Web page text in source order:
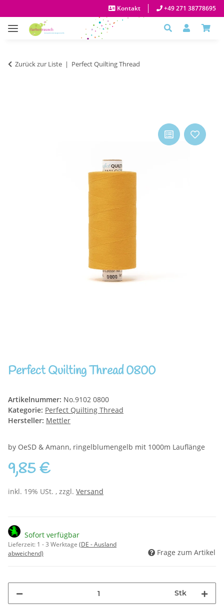
Kontakt +49 271 38778695
Zurück zur Liste Perfect Quilting Thread
Perfect Quilting Thread 0800
Artikelnummer: No.9102 0800
Kategorie: Perfect Quilting Thread
Hersteller: Mettler
by OeSD & Amann, ringelblumengelb mit 1000m Lauflänge
9,85 €
inkl. 19% USt. , zzgl. Versand
Sofort verfügbar
Lieferzeit: 1 - 3 Werktage (DE - Ausland
abweichend)
Frage zum Artikel
Stk